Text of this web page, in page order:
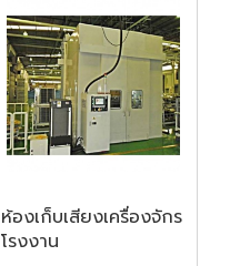
ห้องเก็บเสียงเครื่องจักร
โรงงาน